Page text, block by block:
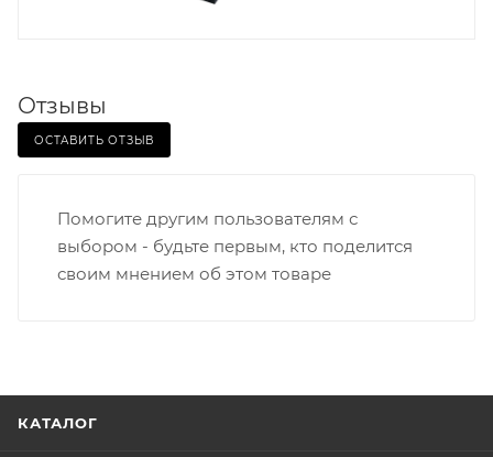
Отзывы
ОСТАВИТЬ ОТЗЫВ
Помогите другим пользователям с
выбором - будьте первым, кто поделится
своим мнением об этом товаре
КАТАЛОГ